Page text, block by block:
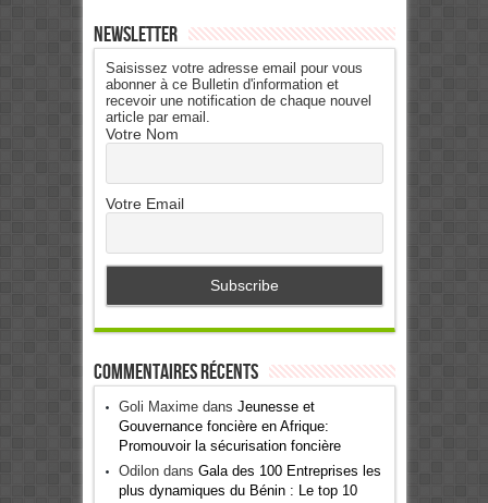
Newsletter
Saisissez votre adresse email pour vous
abonner à ce Bulletin d'information et
recevoir une notification de chaque nouvel
article par email.
Votre Nom
Votre Email
Commentaires récents
Goli Maximedans Jeunesse et
Gouvernance foncière en Afrique:
Promouvoir la sécurisation foncière
Odilondans Gala des 100 Entreprises les
plus dynamiques du Bénin : Le top 10